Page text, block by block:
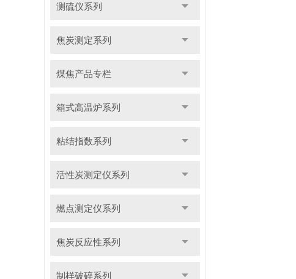
测硫仪系列
焦炭测定系列
煤焦产品专栏
箱式高温炉系列
粘结指数系列
活性炭测定仪系列
燃点测定仪系列
焦炭反应性系列
制样破碎系列